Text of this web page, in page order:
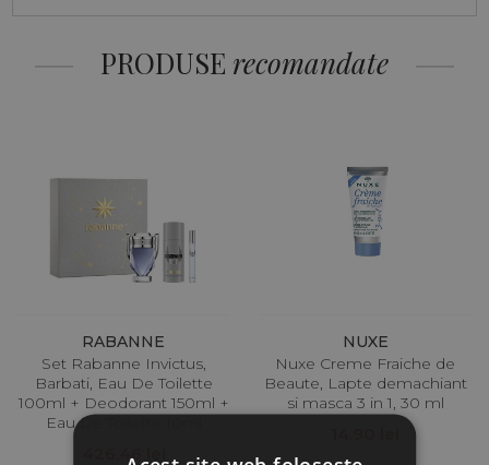
PRODUSE recomandate
RABANNE
Set Rabanne Invictus,
Barbati, Eau De Toilette
100ml + Deodorant 150ml +
Eau De Toilette 10ml
426.46 lei
NUXE
Nuxe Creme Fraiche de
Beaute, Lapte demachiant
si masca 3 in 1, 30 ml